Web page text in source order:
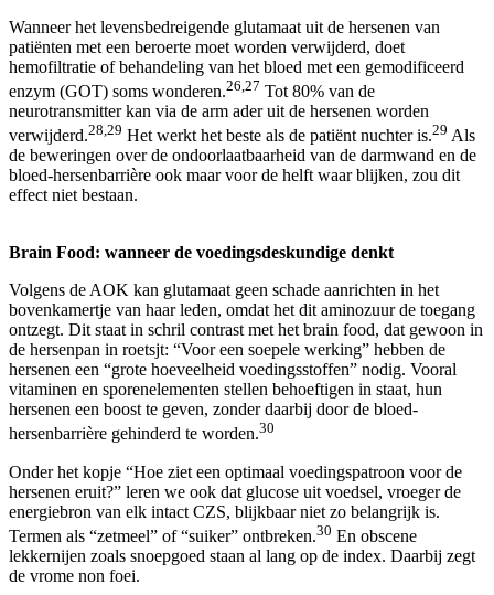
Wanneer het levensbedreigende glutamaat uit de hersenen van
patiënten met een beroerte moet worden verwijderd, doet
hemofiltratie of behandeling van het bloed met een gemodificeerd
enzym (GOT) soms wonderen.26,27 Tot 80% van de
neurotransmitter kan via de arm ader uit de hersenen worden
verwijderd.28,29 Het werkt het beste als de patiënt nuchter is.29 Als
de beweringen over de ondoorlaatbaarheid van de darmwand en de
bloed-hersenbarrière ook maar voor de helft waar blijken, zou dit
effect niet bestaan.
Brain Food: wanneer de voedingsdeskundige denkt
Volgens de AOK kan glutamaat geen schade aanrichten in het
bovenkamertje van haar leden, omdat het dit aminozuur de toegang
ontzegt. Dit staat in schril contrast met het brain food, dat gewoon in
de hersenpan in roetsjt: “Voor een soepele werking” hebben de
hersenen een “grote hoeveelheid voedingsstoffen” nodig. Vooral
vitaminen en sporenelementen stellen behoeftigen in staat, hun
hersenen een boost te geven, zonder daarbij door de bloed-
hersenbarrière gehinderd te worden.30
Onder het kopje “Hoe ziet een optimaal voedingspatroon voor de
hersenen eruit?” leren we ook dat glucose uit voedsel, vroeger de
energiebron van elk intact CZS, blijkbaar niet zo belangrijk is.
Termen als “zetmeel” of “suiker” ontbreken.30 En obscene
lekkernijen zoals snoepgoed staan al lang op de index. Daarbij zegt
de vrome non foei.